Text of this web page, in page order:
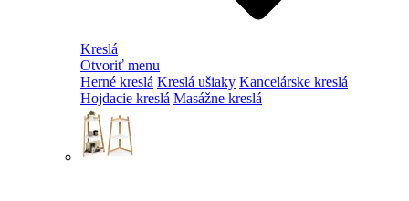
Kreslá
Otvoriť menu
Herné kreslá Kreslá ušiaky Kancelárske kreslá
Hojdacie kreslá Masážne kreslá